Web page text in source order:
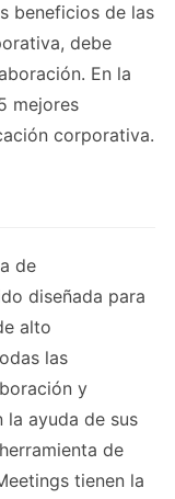
beneficios de las
debe
En la
mejores
corporativa.
de
diseñada para
alto
las
y
ayuda de sus
de
tienen la